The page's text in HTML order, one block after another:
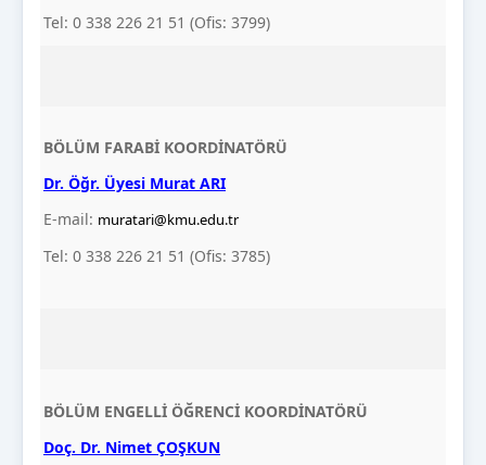
Tel: 0 338 226 21 51 (Ofis: 3799)
BÖLÜM FARABİ KOORDİNATÖRÜ
Dr. Öğr. Üyesi Murat ARI
E-mail: muratari@kmu.edu.tr
Tel: 0 338 226 21 51 (Ofis: 3785)
BÖLÜM ENGELLİ ÖĞRENCİ KOORDİNATÖRÜ
Doç. Dr. Nimet ÇOŞKUN